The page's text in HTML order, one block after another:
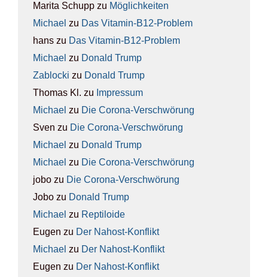
Marita Schupp zu Mög­lich­kei­ten
Michael zu Das Vit­amin-B12-Pro­blem
hans zu Das Vit­amin-B12-Pro­blem
Michael zu Donald Trump
Zablocki zu Donald Trump
Thomas Kl. zu Impres­sum
Michael zu Die Coro­na-Ver­schwö­rung
Sven zu Die Coro­na-Ver­schwö­rung
Michael zu Donald Trump
Michael zu Die Coro­na-Ver­schwö­rung
jobo zu Die Coro­na-Ver­schwö­rung
Jobo zu Donald Trump
Michael zu Rep­ti­lo­ide
Eugen zu Der Nah­ost-Kon­flikt
Michael zu Der Nah­ost-Kon­flikt
Eugen zu Der Nah­ost-Kon­flikt